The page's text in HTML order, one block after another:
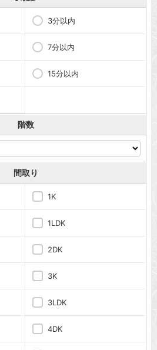
3分以内
7分以内
15分以内
階数
間取り
1K
1LDK
2DK
3K
3LDK
4DK